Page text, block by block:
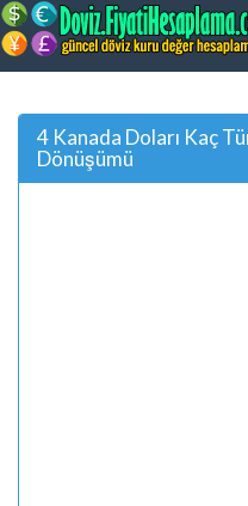
4 Kanada Doları Kaç
Dönüşümü